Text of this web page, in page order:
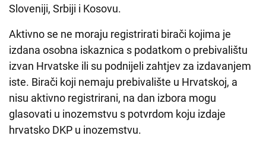
Sloveniji, Srbiji i Kosovu.
Aktivno se ne moraju registrirati birači kojima je
izdana osobna iskaznica s podatkom o prebivalištu
izvan Hrvatske ili su podnijeli zahtjev za izdavanjem
iste. Birači koji nemaju prebivalište u Hrvatskoj, a
nisu aktivno registrirani, na dan izbora mogu
glasovati u inozemstvu s potvrdom koju izdaje
hrvatsko DKP u inozemstvu.